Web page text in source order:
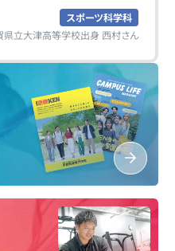
スポーツ科学科
県立大津高等学校出身 西村さん